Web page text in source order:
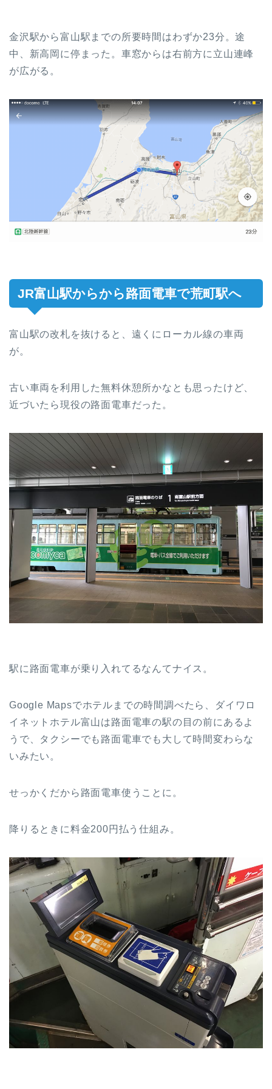
金沢駅から富山駅までの所要時間はわずか23分。途
中、新高岡に停まった。車窓からは右前方に立山連峰
が広がる。
JR富山駅からから路面電車で荒町駅へ
富山駅の改札を抜けると、遠くにローカル線の車両
が。
古い車両を利用した無料休憩所かなとも思ったけど、
近づいたら現役の路面電車だった。
駅に路面電車が乗り入れてるなんてナイス。
Google Mapsでホテルまでの時間調べたら、ダイワロ
イネットホテル富山は路面電車の駅の目の前にあるよ
うで、タクシーでも路面電車でも大して時間変わらな
いみたい。
せっかくだから路面電車使うことに。
降りるときに料金200円払う仕組み。